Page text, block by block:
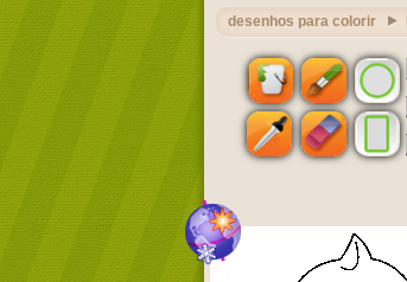
desenhos para colorir